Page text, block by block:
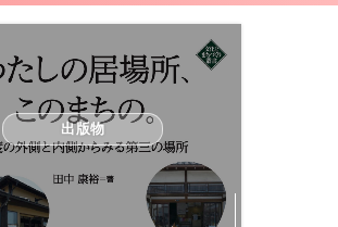
出版物